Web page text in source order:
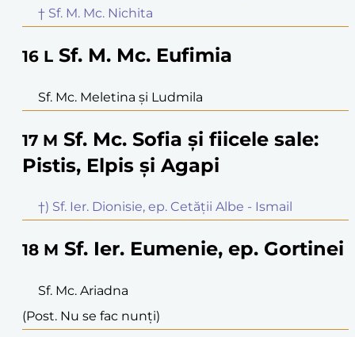
† Sf. M. Mc. Nichita
16 L Sf. M. Mc. Eufimia
Sf. Mc. Meletina și Ludmila
17 M Sf. Mc. Sofia și fiicele sale:
Pistis, Elpis și Agapi
†) Sf. Ier. Dionisie, ep. Cetății Albe - Ismail
18 M Sf. Ier. Eumenie, ep. Gortinei
Sf. Mc. Ariadna
(Post. Nu se fac nunți)